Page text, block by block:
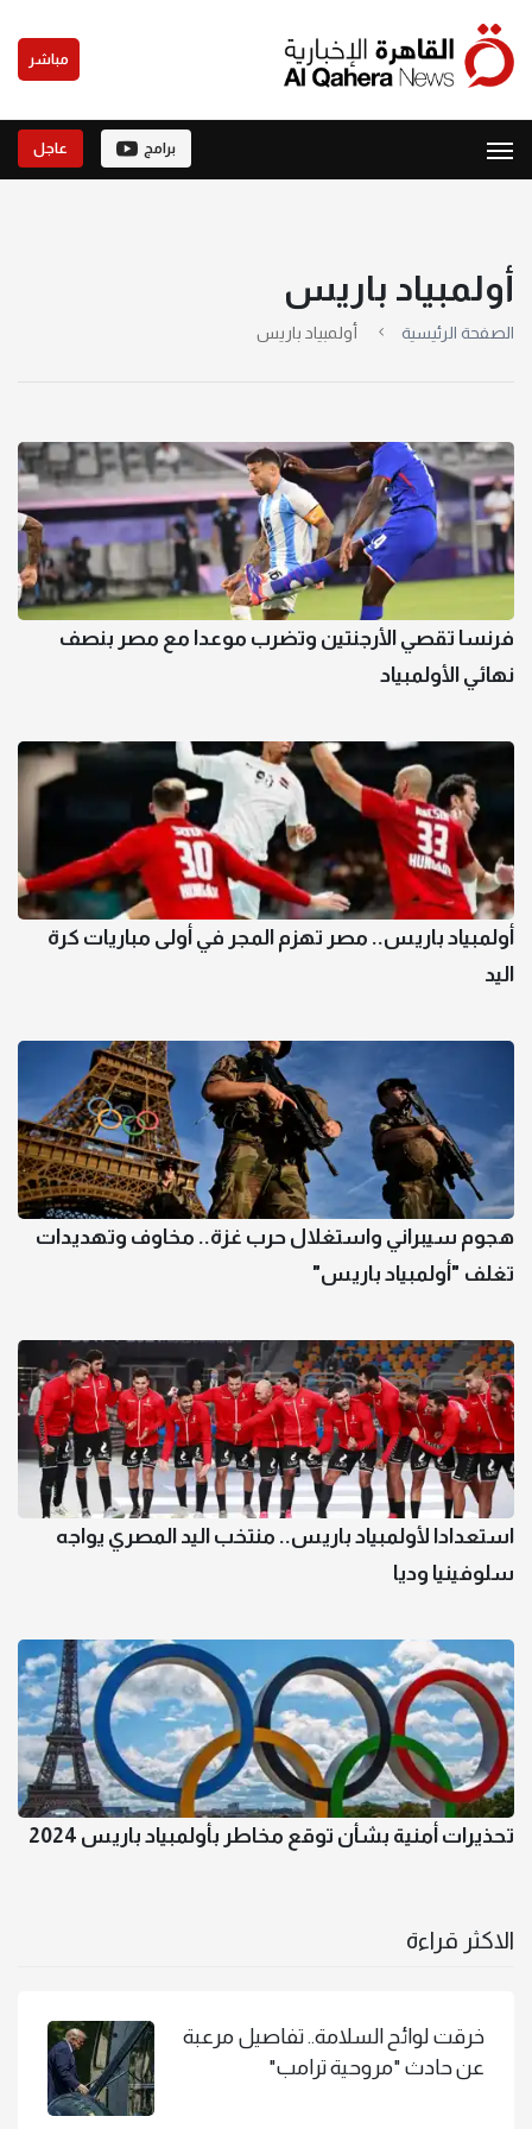
مباشر
برامج عاجل
أولمبياد باريس
الصفحة الرئيسية أولمبياد باريس
فرنسا تقصي الأرجنتين وتضرب موعدا مع مصر بنصف
نهائي الأولمبياد
أولمبياد باريس.. مصر تهزم المجر في أولى مباريات كرة
اليد
هجوم سيبراني واستغلال حرب غزة.. مخاوف وتهديدات
تغلف "أولمبياد باريس"
استعدادا لأولمبياد باريس.. منتخب اليد المصري يواجه
سلوفينيا وديا
تحذيرات أمنية بشأن توقع مخاطر بأولمبياد باريس 2024
الاكثر قراءة
خرقت لوائح السلامة.. تفاصيل مرعبة
عن حادث "مروحية ترامب"